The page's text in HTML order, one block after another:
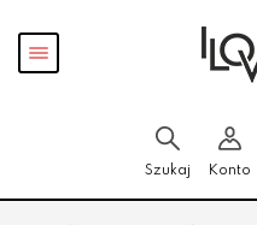
Pokaż
menu
Szukaj Konto